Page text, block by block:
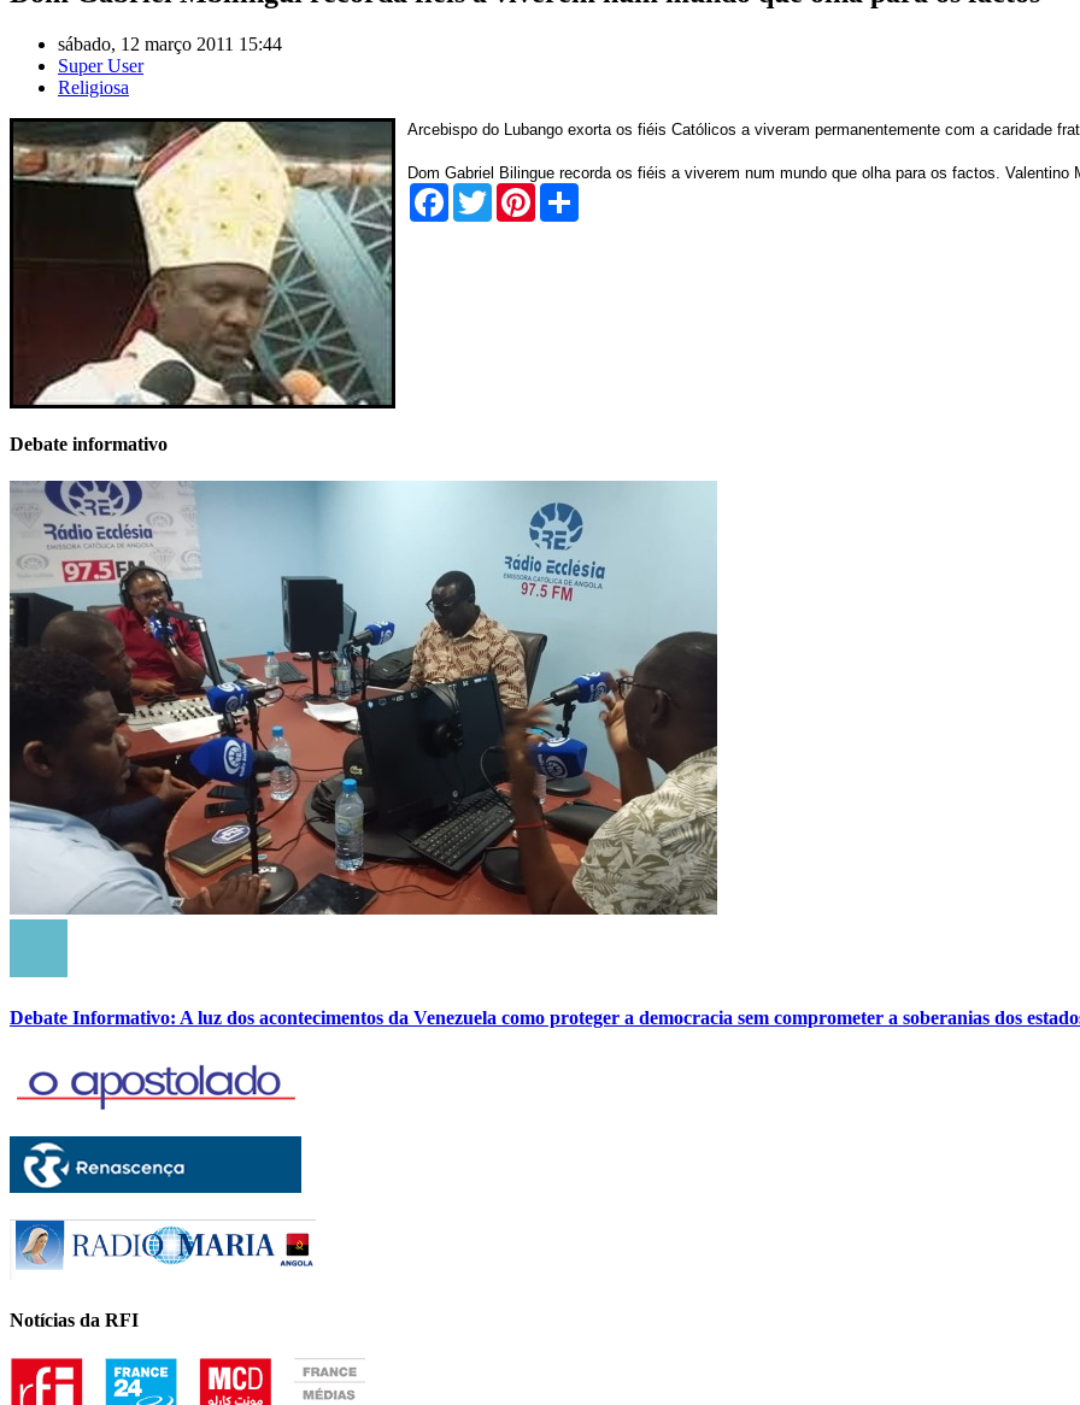
sábado, 12 março 2011 15:44
Super User
Religiosa
Arcebispo do Lubango exorta os fiéis Católicos a viveram permanentemente com a caridade
Dom Gabriel Bilingue recorda os fiéis a viverem num mundo que olha para os factos. Valentino
Facebook
TwitterPinterest
Debate informativo
Debate Informativo: A luz dos acontecimentos da Venezuela como proteger a democracia sem comprometer a soberanias dos
Notícias da RFI